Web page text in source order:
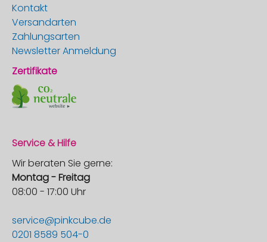
Kontakt
Versandarten
Zahlungsarten
Newsletter Anmeldung
Zertifikate
Service & Hilfe
Wir beraten Sie gerne:
Montag - Freitag
08:00 - 17:00 Uhr
service@pinkcube.de
0201 8589 504-0